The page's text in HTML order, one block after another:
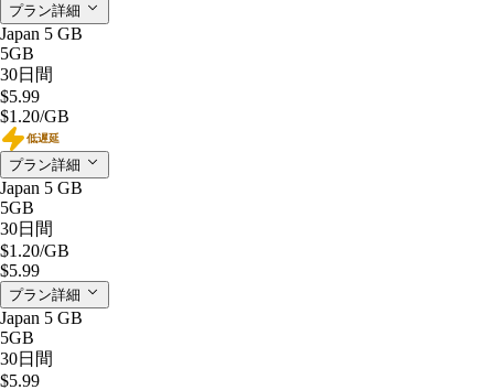
プラン詳細
Japan 5 GB
5GB
30日間
$5.99
$1.20/GB
低遅延
プラン詳細
Japan 5 GB
5GB
30日間
$1.20/GB
$5.99
プラン詳細
Japan 5 GB
5GB
30日間
$5.99